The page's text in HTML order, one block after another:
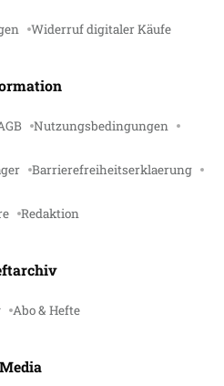
Widerruf digitaler Käufe
Nutzungsbedingungen
Barrierefreiheitserklaerung
Redaktion
Abo & Hefte
Media